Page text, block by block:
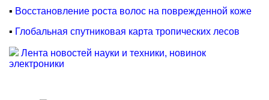
▪ Восстановление роста волос на поврежденной коже
▪ Глобальная спутниковая карта тропических лесов
Лента новостей науки и техники, новинок
электроники